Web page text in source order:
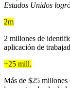
Estados Unidos
2m
2 millones de
aplicación de
+25 mill.
Más de $25 millones